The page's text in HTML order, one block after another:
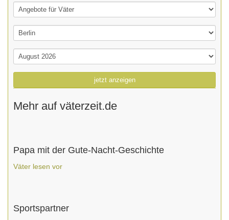
jetzt anzeigen
Mehr auf väterzeit.de
Papa mit der Gute-Nacht-Geschichte
Väter lesen vor
Sportspartner